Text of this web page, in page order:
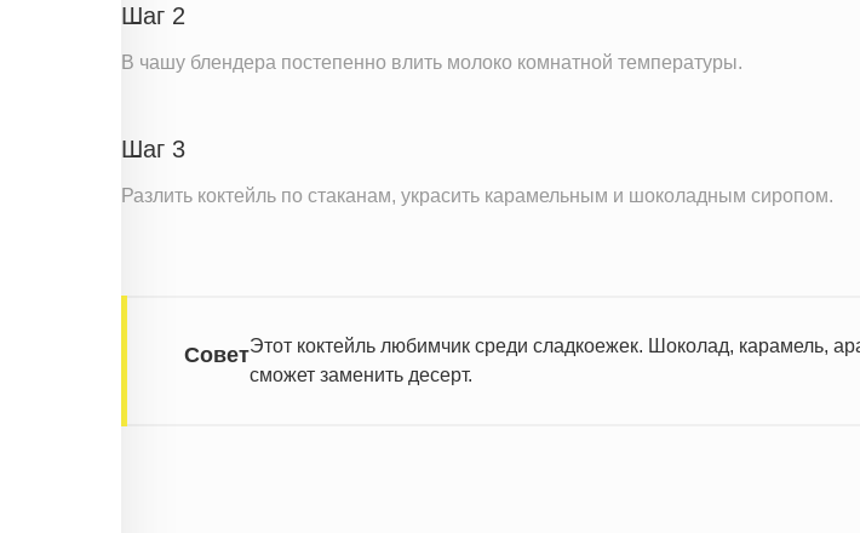
Шаг 2
В чашу блендера постепенно влить молоко комнатной температуры.
Шаг 3
Разлить коктейль по стаканам, украсить карамельным и шоколадным сиропом.
СоветЭтот коктейль любимчик среди сладкоежек. Шоколад, карамель,
сможет заменить десерт.